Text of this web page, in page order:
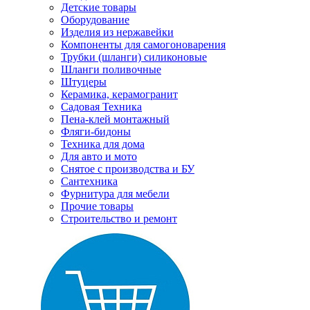
Детские товары
Оборудование
Изделия из нержавейки
Компоненты для самогоноварения
Трубки (шланги) силиконовые
Шланги поливочные
Штуцеры
Керамика, керамогранит
Садовая Техника
Пена-клей монтажный
Фляги-бидоны
Техника для дома
Для авто и мото
Снятое с производства и БУ
Сантехника
Фурнитура для мебели
Прочие товары
Строительство и ремонт